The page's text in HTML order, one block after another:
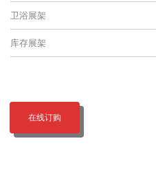
卫浴展架
库存展架
在线订购